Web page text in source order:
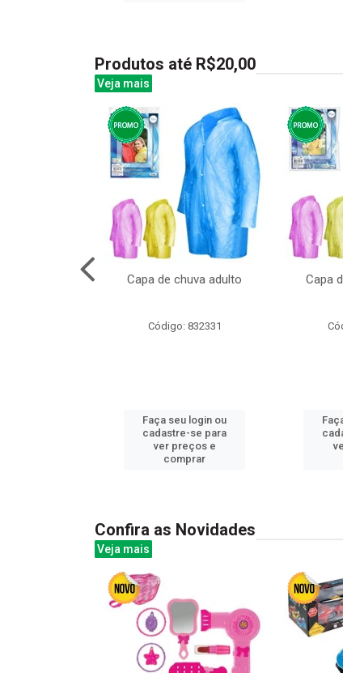
Produtos até R$20,00
Veja mais
Capa de chuva adulto
Código: 832331
Faça seu login ou
cadastre-se para
ver preços e
comprar
Capa
Confira as Novidades
Veja mais